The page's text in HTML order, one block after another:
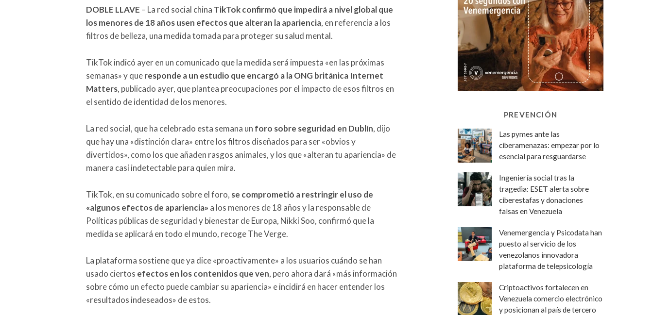
DOBLE LLAVE – La red social china TikTok confirmó que impedirá a nivel global que
los menores de 18 años usen efectos que alteran la apariencia, en referencia a los
filtros de belleza, una medida tomada para proteger su salud mental.
TikTok indicó ayer en un comunicado que la medida será impuesta «en las próximas
semanas» y queresponde a un estudio que encargó a la ONG británica Internet
Matters, publicado ayer, que plantea preocupaciones por el impacto de esos filtros en
el sentido de identidad de los menores.
La red social, que ha celebrado esta semana un foro sobre seguridad en Dublín, dijo
que hay una «distinción clara» entre los filtros diseñados para ser «obvios y
divertidos», como los que añaden rasgos animales, y los que «alteran tu apariencia» de
manera casi indetectable para quien mira.
TikTok, en su comunicado sobre el foro, se comprometió a restringir el uso de
«algunos efectos de apariencia» a los menores de 18 años y la responsable de
Políticas públicas de seguridad y bienestar de Europa, Nikki Soo, confirmó que la
medida se aplicará en todo el mundo, recoge The Verge.
La plataforma sostiene que ya dice «proactivamente» a los usuarios cuándo se han
usado ciertos efectos en los contenidos que ven, pero ahora dará «más información
sobre cómo un efecto puede cambiar su apariencia» e incidirá en hacer entender los
«resultados indeseados» de estos.
PREVENCIÓN
Las pymes ante las
ciberamenazas: empezar por lo
esencial para resguardarse
Ingeniería social tras la
tragedia: ESET alerta sobre
ciberestafas y donaciones
falsas en Venezuela
Venemergencia y Psicodata han
puesto al servicio de los
venezolanos innovadora
plataforma de telepsicología
Criptoactivos fortalecen en
Venezuela comercio electrónico
y posicionan al país de tercero